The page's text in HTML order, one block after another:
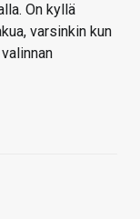
On kyllä
varsinkin kun